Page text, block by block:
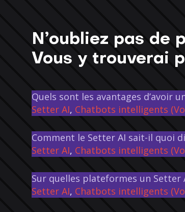
N’oubliez pas de
Vous y trouverai
Quels sont les avantages d’avoir
Setter AI, Chatbots intelligents
Comment le Setter AI sait-il quoi
Setter AI, Chatbots intelligents
Sur quelles plateformes un Setter
Setter AI, Chatbots intelligents